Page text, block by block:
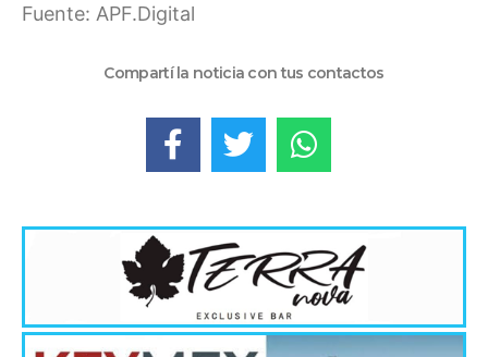
Fuente: APF.Digital
Compartí la noticia con tus contactos